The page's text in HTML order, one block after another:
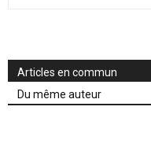
Articles en commun
Du même auteur